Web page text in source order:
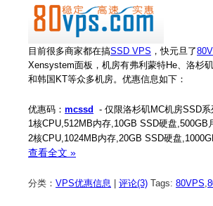
目前很多商家都在搞SSD VPS ，快元旦了
Xensystem面板，机房有弗利蒙特He、洛杉
和韩国KT等众多机房。优惠信息如下：
优惠码： mcssd
- 仅限洛杉矶MC机房SSD系
1核CPU,512MB内存,10GB SSD硬盘,500GB
2核CPU,1024MB内存,20GB SSD硬盘
查看全文 »
分类： VPS优惠信息 | 评论(3) Tags: 80VPS